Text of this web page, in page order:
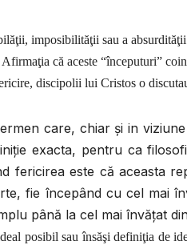
imposibilităţii sau a
că aceste “începuturi”
discipolii lui Cristos o
care, chiar şi in
exacta, pentru ca
fericirea este că aceasta
fie începând cu cel mai
până la cel mai învăţat
posibil sau însăşi definiţia de